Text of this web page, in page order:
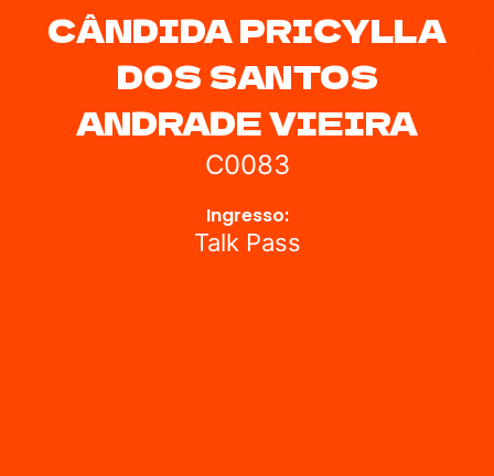
CÂNDIDA PRICYLLA
DOS SANTOS
ANDRADE VIEIRA
C0083
Ingresso:
Talk Pass